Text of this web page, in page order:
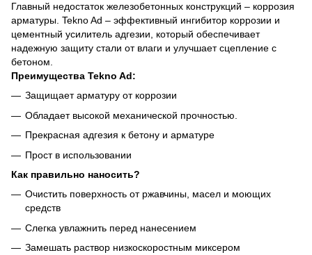
Главный недостаток железобетонных конструкций – коррозия
арматуры. Tekno Ad – эффективный ингибитор коррозии и
цементный усилитель адгезии, который обеспечивает
надежную защиту стали от влаги и улучшает сцепление с
бетоном.
Преимущества Tekno Ad:
Защищает арматуру от коррозии
Обладает высокой механической прочностью.
Прекрасная адгезия к бетону и арматуре
Прост в использовании
Как правильно наносить?
Очистить поверхность от ржавчины, масел и моющих
средств
Слегка увлажнить перед нанесением
Замешать раствор низкоскоростным миксером